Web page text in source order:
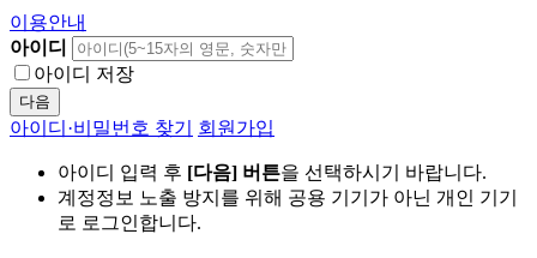
이용안내
아이디
아이디 저장
다음
아이디·비밀번호 찾기 회원가입
아이디 입력 후 [다음] 버튼을 선택하시기 바랍니다.
계정정보 노출 방지를 위해 공용 기기가 아닌 개인 기기
로 로그인합니다.